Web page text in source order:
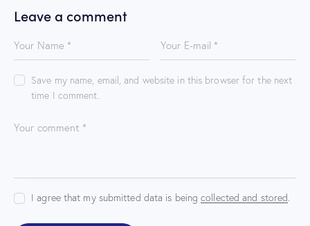
Leave a comment
Save my name, email, and website in this browser for the next
time I comment.
I agree that my submitted data is beingcollected and stored.